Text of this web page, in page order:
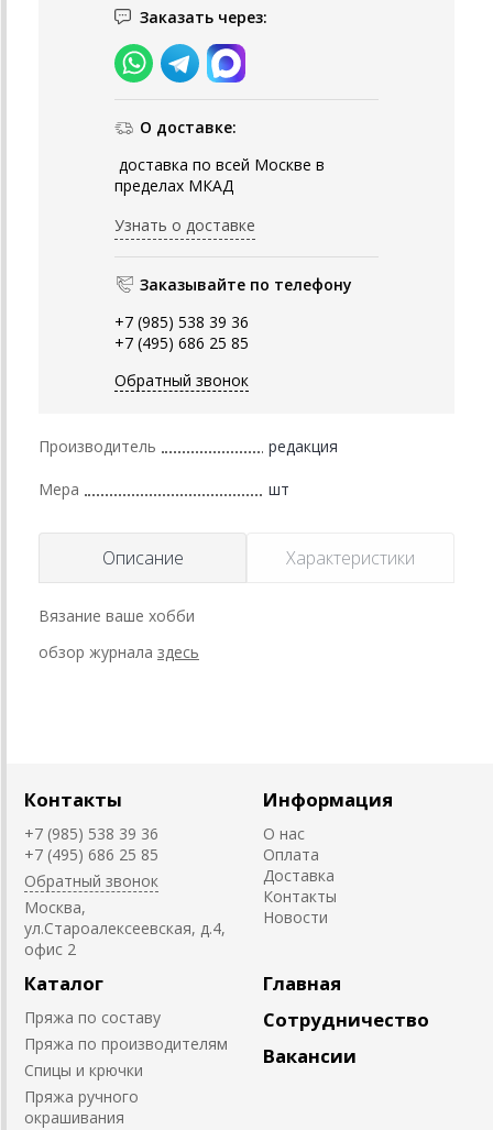
Заказать через:
О доставке:
доставка по всей Москве в
пределах МКАД
Узнать о доставке
Заказывайте по телефону
+7 (985) 538 39 36
+7 (495) 686 25 85
Обратный звонок
Производитель редакция
Мера шт
Описание Характеристики
Вязание ваше хобби
обзор журнала здесь
Контакты
+7 (985) 538 39 36
+7 (495) 686 25 85
Обратный звонок
Москва,
ул.Староалексеевская, д.4,
офис 2
Информация
О нас
Оплата
Доставка
Контакты
Новости
Каталог
Пряжа по составу
Пряжа по производителям
Спицы и крючки
Пряжа ручного
окрашивания
Главная
Сотрудничество
Вакансии